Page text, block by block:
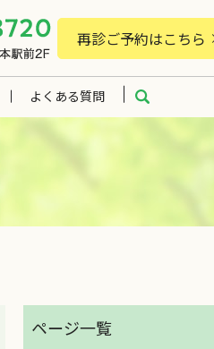
再診ご予約はこちら
よくある質問 search